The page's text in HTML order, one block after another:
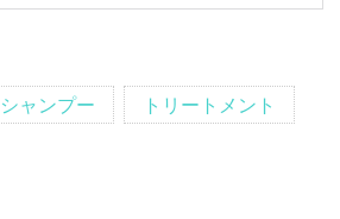
シャンプー
トリートメント